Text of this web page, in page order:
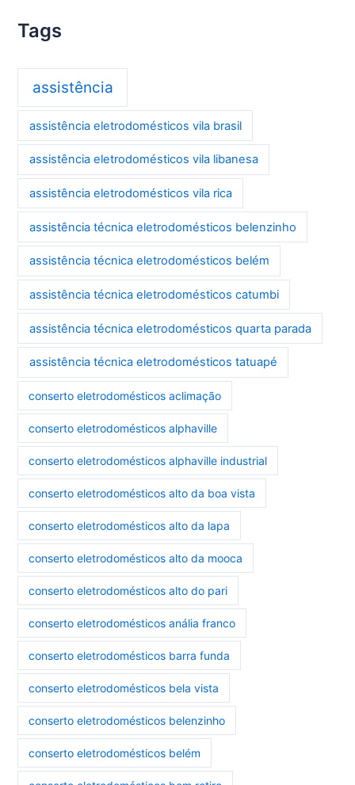
Tags
assistência
assistência eletrodomésticos vila brasil
assistência eletrodomésticos vila libanesa
assistência eletrodomésticos vila rica
assistência técnica eletrodomésticos belenzinho
assistência técnica eletrodomésticos belém
assistência técnica eletrodomésticos catumbi
assistência técnica eletrodomésticos quarta parada
assistência técnica eletrodomésticos tatuapé
conserto eletrodomésticos aclimação
conserto eletrodomésticos alphaville
conserto eletrodomésticos alphaville industrial
conserto eletrodomésticos alto da boa vista
conserto eletrodomésticos alto da lapa
conserto eletrodomésticos alto da mooca
conserto eletrodomésticos alto do pari
conserto eletrodomésticos anália franco
conserto eletrodomésticos barra funda
conserto eletrodomésticos bela vista
conserto eletrodomésticos belenzinho
conserto eletrodomésticos belém